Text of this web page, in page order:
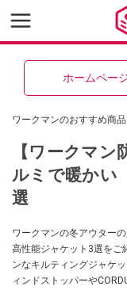
ホームペー
ワークマンのおすすめ商品
【ワークマン
ルミで暖かい
選
ワークマンの冬アウター
高性能ジャケット3選をご
ンなキルティングジャケ
ィンドストッパーや